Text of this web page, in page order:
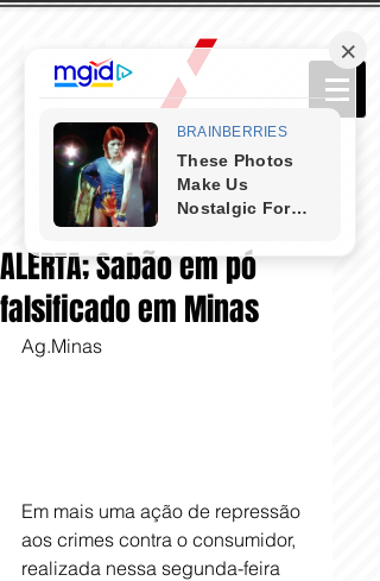
ALERTA; Sabão em pó
falsificado em Minas
Ag.Minas
Em mais uma ação de repressão
aos crimes contra o consumidor,
realizada nessa segunda-feira